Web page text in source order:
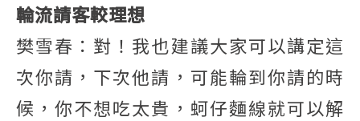
輪流請客較理想
樊雪春：對！我也建議大家可以講定這
次你請，下次他請，可能輪到你請的時
候，你不想吃太貴，蚵仔麵線就可以解